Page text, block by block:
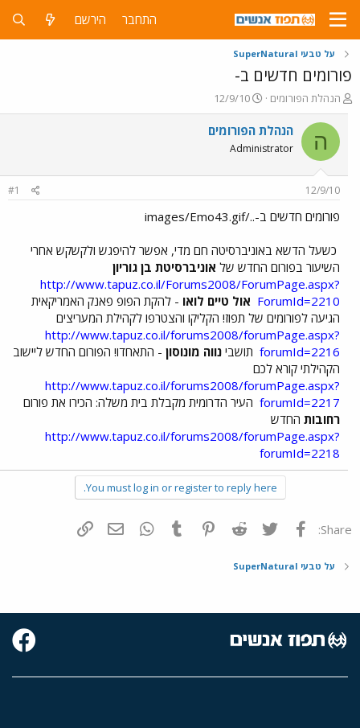
התחבר הירשם
על טבעי SuperNatural
פורומים חדשים ב-
פ
ו
ת
ח
ה
ו
ש
א
הנהלת הפורומים
פ
ו
ר
ם
ר
12/9/10
ה הנהלת הפורומים
Administrator
12/9/10
#1
פורומים חדשים ב-../images/Emo43.gif
כשעל הדשא באוניברסיטה חם מדי, אפשר להיפגש ולקשקש אחרי
השיעור בפורום החדש של אוניברסיטת בן גוריון
http://www.tapuz.co.il/Forums2008/ForumPage.aspx?
ForumId=2210 אול טיים לואו - להקת הפופ פאנק האמריקאית
הגיעה לפורומים של תפוז! הקליקו והצטרפו לקהילת המעריצים
http://www.tapuz.co.il/forums2008/forumPage.aspx?
forumId=2216 תושבי נווה מונוסון - התאחדו! הפורום החדש ליישוב
הקהילתי קורא לכם
http://www.tapuz.co.il/forums2008/forumPage.aspx?
forumId=2217 העיר הדרומית מקבלת בית משלה: הכירו את פורום
רחובות החדש
http://www.tapuz.co.il/forums2008/forumPage.aspx?
forumId=2218
You must log in or register to reply here.
Share: פייסבוק Twitter
Reddit
Pinterest
Tumblr
WhatsAppדואר אלקטרוני
על טבעי SuperNatural